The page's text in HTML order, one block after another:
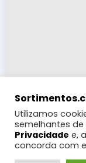
Utilizamos
semelhantes
Privacidade e,
concorda com